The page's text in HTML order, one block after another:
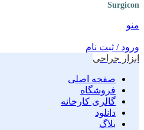
Surgicon
منو
ورود / ثبت نام
ابزار جراحی
صفحه اصلی
فروشگاه
گالری کارخانه
دانلود
بلاگ